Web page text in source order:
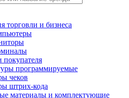
торговли и бизнеса
покупателя
программируемые
чеков
штрих-кода
материалы и комплектующие